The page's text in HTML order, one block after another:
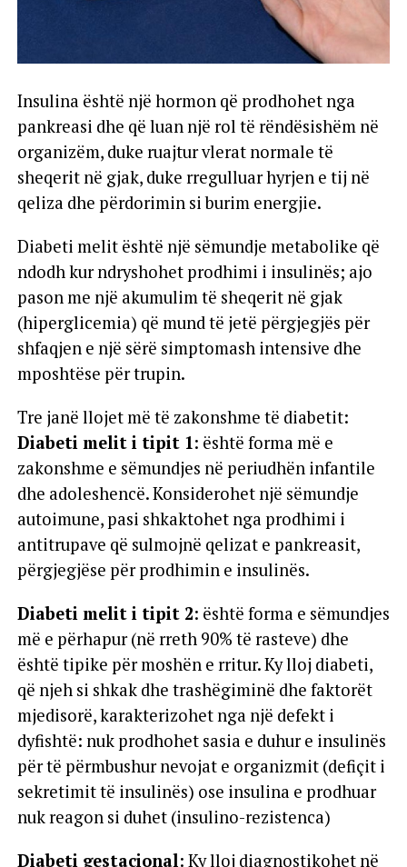
Insulina është një hormon që prodhohet nga
pankreasi dhe që luan një rol të rëndësishëm në
organizëm, duke ruajtur vlerat normale të
sheqerit në gjak, duke rregulluar hyrjen e tij në
qeliza dhe përdorimin si burim energjie.
Diabeti melit është një sëmundje metabolike që
ndodh kur ndryshohet prodhimi i insulinës; ajo
pason me një akumulim të sheqerit në gjak
(hiperglicemia) që mund të jetë përgjegjës për
shfaqjen e një sërë simptomash intensive dhe
mposhtëse për trupin.
Tre janë llojet më të zakonshme të diabetit:
Diabeti melit i tipit 1: është forma më e
zakonshme e sëmundjes në periudhën infantile
dhe adoleshencë. Konsiderohet një sëmundje
autoimune, pasi shkaktohet nga prodhimi i
antitrupave që sulmojnë qelizat e pankreasit,
përgjegjëse për prodhimin e insulinës.
Diabeti melit i tipit 2: është forma e sëmundjes
më e përhapur (në rreth 90% të rasteve) dhe
është tipike për moshën e rritur. Ky lloj diabeti,
që njeh si shkak dhe trashëgiminë dhe faktorët
mjedisorë, karakterizohet nga një defekt i
dyfishtë: nuk prodhohet sasia e duhur e insulinës
për të përmbushur nevojat e organizmit (defiçit i
sekretimit të insulinës) ose insulina e prodhuar
nuk reagon si duhet (insulino-rezistenca)
Diabeti gestacional: Ky lloj diagnostikohet në